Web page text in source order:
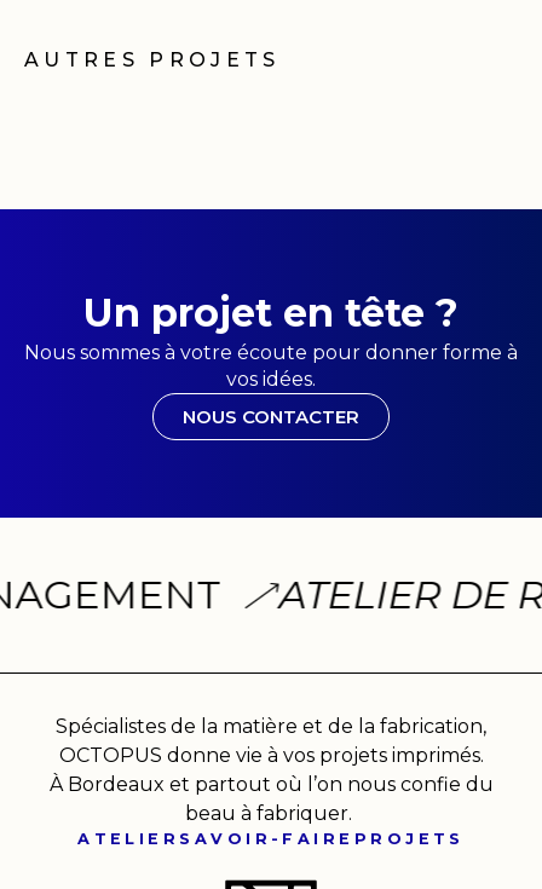
AUTRES PROJETS
Un projet en tête ?
Nous sommes à votre écoute pour donner forme à
vos idées.
NOUS CONTACTER
ATELIER DE
Spécialistes de la matière et de la fabrication,
OCTOPUS donne vie à vos projets imprimés.
À Bordeaux et partout où l’on nous confie du
beau à fabriquer.
ATELIER SAVOIR-FAIRE PROJETS